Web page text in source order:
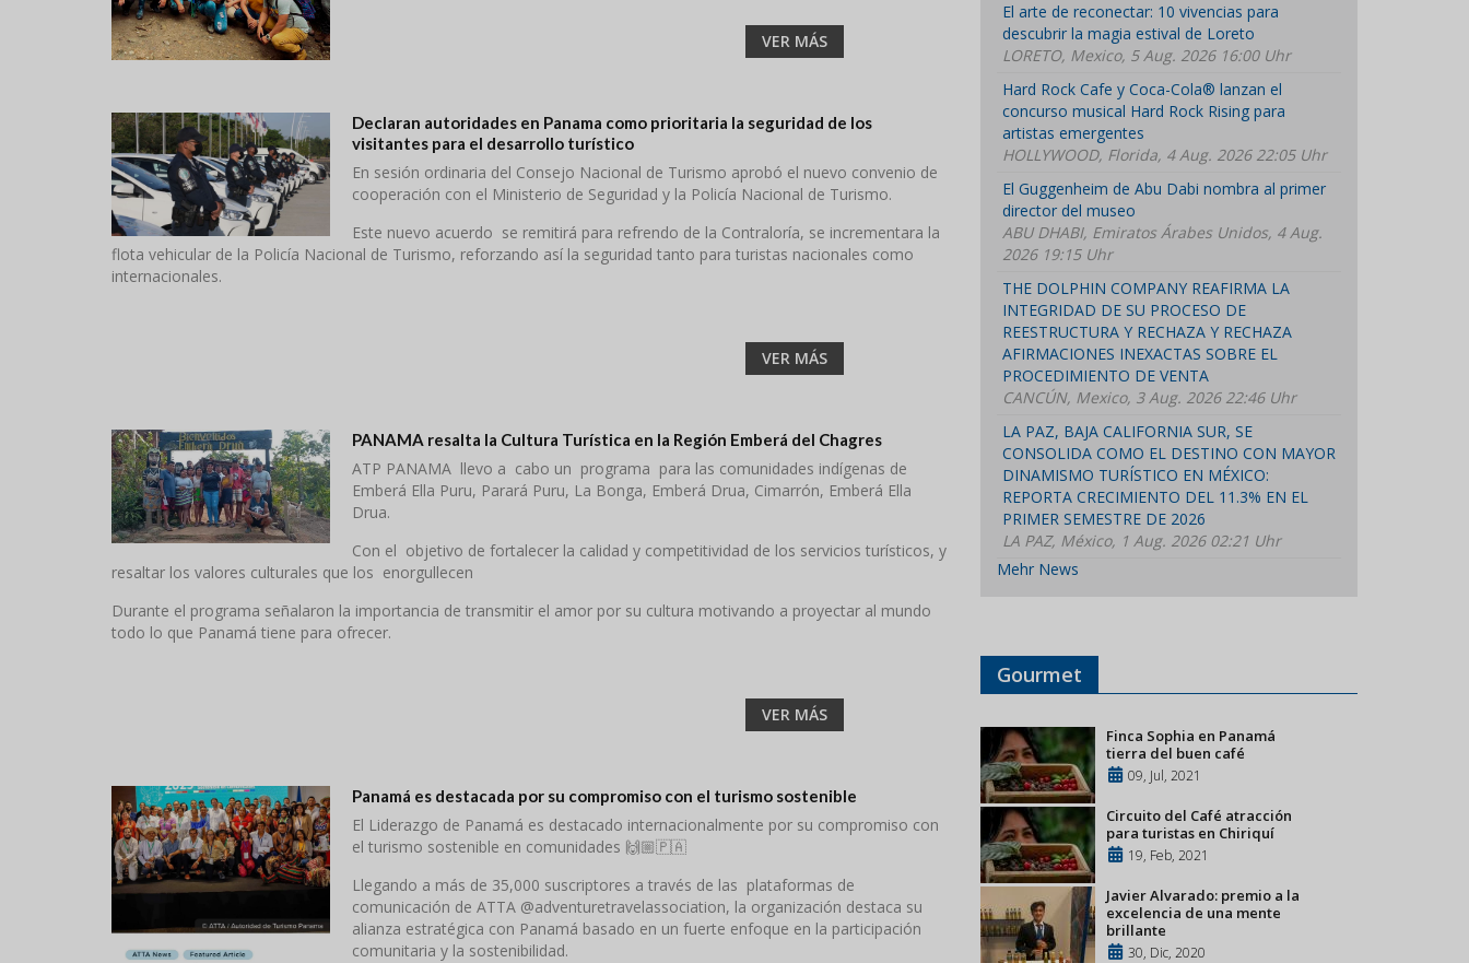
VER MÁS
Declaran autoridades en Panama como prioritaria la seguridad de los
visitantes para el desarrollo turístico
En sesión ordinaria del Consejo Nacional de Turismo aprobó el nuevo convenio de
cooperación con el Ministerio de Seguridad y la Policía Nacional de Turismo.
Este nuevo acuerdo se remitirá para refrendo de la Contraloría, se incrementara la
flota vehicular de la Policía Nacional de Turismo, reforzando así la seguridad tanto para turistas nacionales como
internacionales.
VER MÁS
PANAMA resalta la Cultura Turística en la Región Emberá del Chagres
ATP PANAMA llevo a cabo un programa para las comunidades indígenas de
Emberá Ella Puru, Parará Puru, La Bonga, Emberá Drua, Cimarrón, Emberá Ella
Drua.
Con el objetivo de fortalecer la calidad y competitividad de los servicios turísticos, y
resaltar los valores culturales que los enorgullecen
Durante el programa señalaron la importancia de transmitir el amor por su cultura motivando a proyectar al mundo
todo lo que Panamá tiene para ofrecer.
VER MÁS
Panamá es destacada por su compromiso con el turismo sostenible
El Liderazgo de Panamá es destacado internacionalmente por su compromiso con
el turismo sostenible en comunidades 🙌🏼🇵🇦
Llegando a más de 35,000 suscriptores a través de las plataformas de
comunicación de ATTA @adventuretravelassociation, la organización destaca su
alianza estratégica con Panamá basado en un fuerte enfoque en la participación
comunitaria y la sostenibilidad.
El arte de reconectar: 10 vivencias para
descubrir la magia estival de Loreto
LORETO, Mexico, 5 Aug. 2026 16:00 Uhr
Hard Rock Cafe y Coca-Cola® lanzan el
concurso musical Hard Rock Rising para
artistas emergentes
HOLLYWOOD, Florida, 4 Aug. 2026 22:05 Uhr
El Guggenheim de Abu Dabi nombra al primer
director del museo
ABU DHABI, Emiratos Árabes Unidos, 4 Aug.
2026 19:15 Uhr
THE DOLPHIN COMPANY REAFIRMA LA
INTEGRIDAD DE SU PROCESO DE
REESTRUCTURA Y RECHAZA Y RECHAZA
AFIRMACIONES INEXACTAS SOBRE EL
PROCEDIMIENTO DE VENTA
CANCÚN, Mexico, 3 Aug. 2026 22:46 Uhr
LA PAZ, BAJA CALIFORNIA SUR, SE
CONSOLIDA COMO EL DESTINO CON MAYOR
DINAMISMO TURÍSTICO EN MÉXICO:
REPORTA CRECIMIENTO DEL 11.3% EN EL
PRIMER SEMESTRE DE 2026
LA PAZ, México, 1 Aug. 2026 02:21 Uhr
Mehr News
Gourmet
Finca Sophia en Panamá
tierra del buen café
09, Jul, 2021
Circuito del Café atracción
para turistas en Chiriquí
19, Feb, 2021
Javier Alvarado: premio a la
excelencia de una mente
brillante
30, Dic, 2020